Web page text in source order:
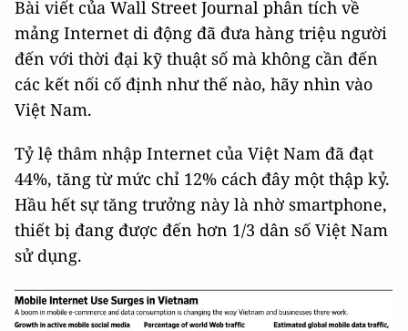
Bài viết của Wall Street Journal phân tích về
mảng Internet di động đã đưa hàng triệu người
đến với thời đại kỹ thuật số mà không cần đến
các kết nối cố định như thế nào, hãy nhìn vào
Việt Nam.
Tỷ lệ thâm nhập Internet của Việt Nam đã đạt
44%, tăng từ mức chỉ 12% cách đây một thập kỷ.
Hầu hết sự tăng trưởng này là nhờ smartphone,
thiết bị đang được đến hơn 1/3 dân số Việt Nam
sử dụng.